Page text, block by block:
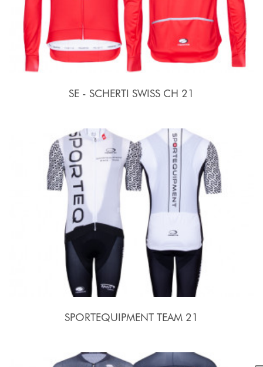
SE - SCHERTI SWISS CH 21
SPORTEQUIPMENT TEAM 21